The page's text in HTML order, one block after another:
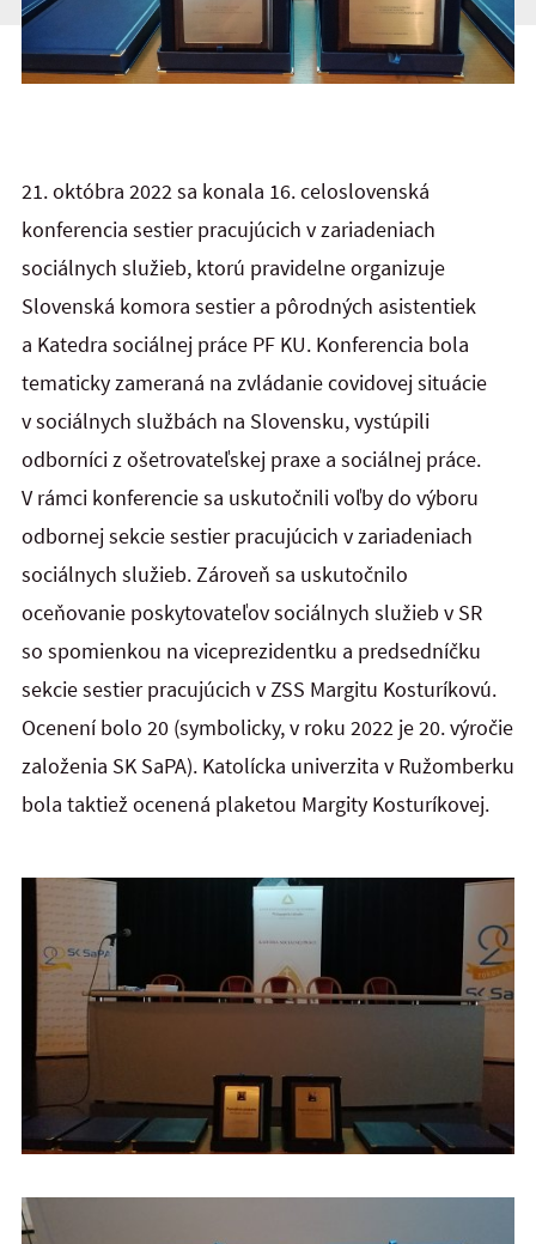
21. októbra 2022 sa konala 16. celoslovenská
konferencia sestier pracujúcich v zariadeniach
sociálnych služieb, ktorú pravidelne organizuje
Slovenská komora sestier a pôrodných asistentiek
a Katedra sociálnej práce PF KU. Konferencia bola
tematicky zameraná na zvládanie covidovej situácie
v sociálnych službách na Slovensku, vystúpili
odborníci z ošetrovateľskej praxe a sociálnej práce.
V rámci konferencie sa uskutočnili voľby do výboru
odbornej sekcie sestier pracujúcich v zariadeniach
sociálnych služieb. Zároveň sa uskutočnilo
oceňovanie poskytovateľov sociálnych služieb v SR
so spomienkou na viceprezidentku a predsedníčku
sekcie sestier pracujúcich v ZSS Margitu Kosturíkovú.
Ocenení bolo 20 (symbolicky, v roku 2022 je 20. výročie
založenia SK SaPA). Katolícka univerzita v Ružomberku
bola taktiež ocenená plaketou Margity Kosturíkovej.